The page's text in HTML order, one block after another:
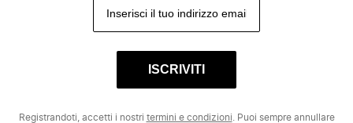
ISCRIVITI
Registrandoti, accetti i nostri termini e condizioni . Puoi sempre annullare